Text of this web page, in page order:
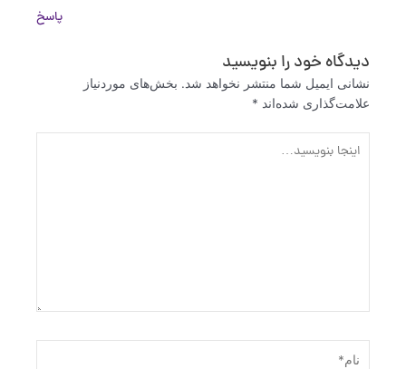
پاسخ
دیدگاه‌ خود را بنویسید
نشانی ایمیل شما منتشر نخواهد شد. بخش‌های موردنیاز
علامت‌گذاری شده‌اند *
بنویسید…